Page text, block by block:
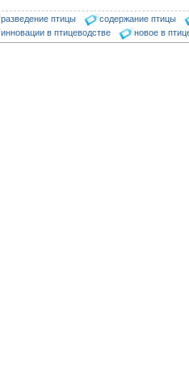
разведение птицы
содержание птицы
инновации в птицеводстве
новое в